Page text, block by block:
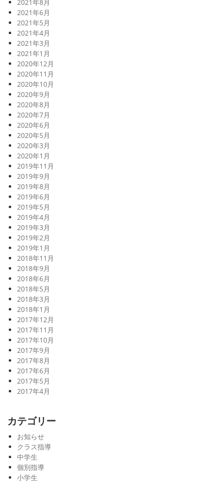
2021年8月
2021年6月
2021年5月
2021年4月
2021年3月
2021年1月
2020年12月
2020年11月
2020年10月
2020年9月
2020年8月
2020年7月
2020年6月
2020年5月
2020年3月
2020年1月
2019年11月
2019年9月
2019年8月
2019年6月
2019年5月
2019年4月
2019年3月
2019年2月
2019年1月
2018年11月
2018年9月
2018年6月
2018年5月
2018年3月
2018年1月
2017年12月
2017年11月
2017年10月
2017年9月
2017年8月
2017年6月
2017年5月
2017年4月
カテゴリー
お知らせ
クラス指導
中学生
個別指導
小学生